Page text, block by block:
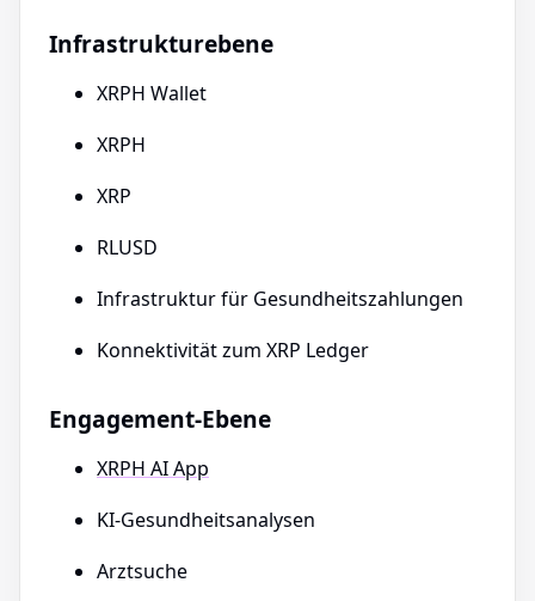
Infrastrukturebene
XRPH Wallet
XRPH
XRP
RLUSD
Infrastruktur für Gesundheitszahlungen
Konnektivität zum XRP Ledger
Engagement-Ebene
XRPH AI App
KI-Gesundheitsanalysen
Arztsuche